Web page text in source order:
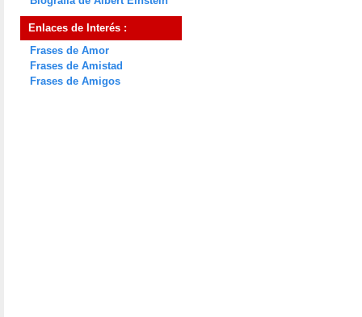
Enlaces de Interés :
Frases de Amor
Frases de Amistad
Frases de Amigos